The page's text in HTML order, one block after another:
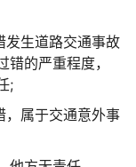
发生道路交通事故
的严重程度，
;
，属于交通意外事